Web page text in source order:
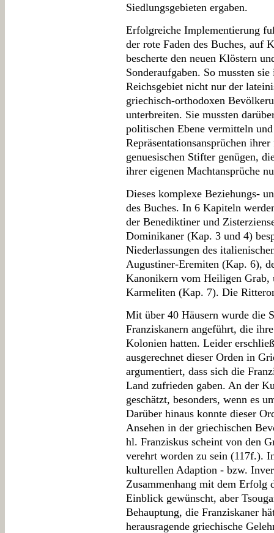
Siedlungsgebieten ergaben.
Erfolgreiche Implementierung
der rote Faden des Buches, auf
bescherte den neuen Klöstern
Sonderaufgaben. So mussten
Reichsgebiet nicht nur der
griechisch-orthodoxen
unterbreiten. Sie mussten
politischen Ebene vermitteln
Repräsentationsansprüchen
genuesischen Stifter genügen,
ihrer eigenen Machtansprüche
Dieses komplexe Beziehungs-
des Buches. In 6 Kapiteln
der Benediktiner und
Dominikaner (Kap. 3 und 4)
Niederlassungen des
Augustiner-Eremiten (Kap. 6),
Kanonikern vom Heiligen Grab,
Karmeliten (Kap. 7). Die
Mit über 40 Häusern wurde die
Franziskanern angeführt, die
Kolonien hatten. Leider
ausgerechnet dieser Orden in
argumentiert, dass sich die
Land zufrieden gaben. An der
geschätzt, besonders, wenn es
Darüber hinaus konnte dieser
Ansehen in der griechischen
hl. Franziskus scheint von den
verehrt worden zu sein (117f.).
kulturellen Adaption - bzw.
Zusammenhang mit dem Erfolg
Einblick gewünscht, aber
Behauptung, die Franziskaner
herausragende griechische